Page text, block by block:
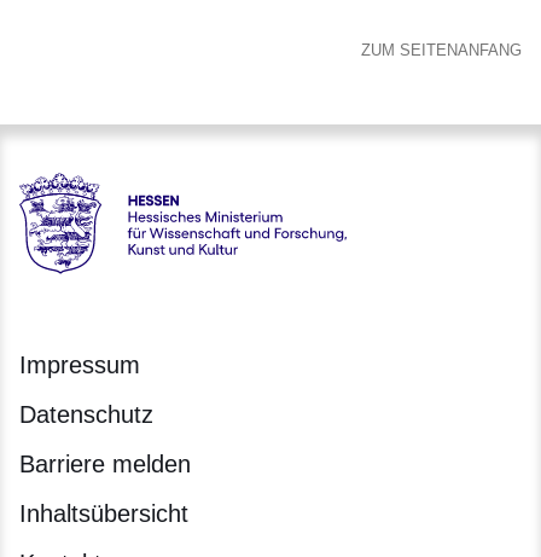
ZUM SEITENANFANG
Hessen - Hessisches Ministerium für Wissenschaft und
Impressum
Datenschutz
Barriere melden
Inhaltsübersicht